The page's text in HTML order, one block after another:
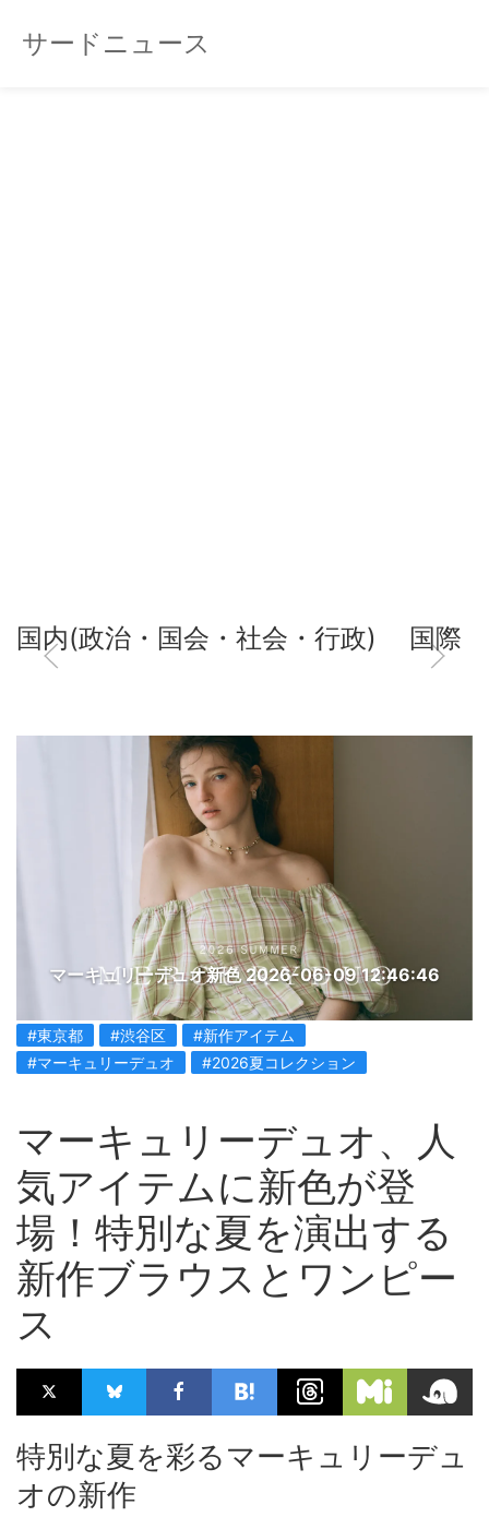
サードニュース
国内(政治・国会・社会・行政) 国際
マーキュリーデュオ新色 2026-06-09 12:46:46
#東京都 #渋谷区
#新作アイテム
#マーキュリーデュオ
#2026夏コレクション
マーキュリーデュオ、人
気アイテムに新色が登
場！特別な夏を演出する
新作ブラウスとワンピー
ス
特別な夏を彩るマーキュリーデュ
オの新作